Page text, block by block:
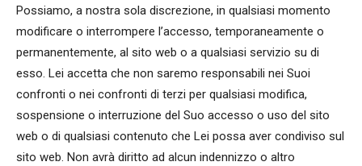
Possiamo, a nostra sola discrezione, in qualsiasi momento
modificare o interrompere l’accesso, temporaneamente o
permanentemente, al sito web o a qualsiasi servizio su di
esso. Lei accetta che non saremo responsabili nei Suoi
confronti o nei confronti di terzi per qualsiasi modifica,
sospensione o interruzione del Suo accesso o uso del sito
web o di qualsiasi contenuto che Lei possa aver condiviso sul
sito web. Non avrà diritto ad alcun indennizzo o altro